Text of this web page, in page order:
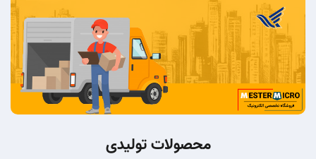
محصولات تولیدی